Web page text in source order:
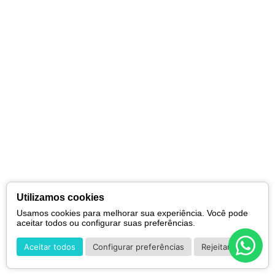
Utilizamos cookies
Usamos cookies para melhorar sua experiência. Você pode
aceitar todos ou configurar suas preferências.
Aceitar todos Configurar preferências Rejeitar